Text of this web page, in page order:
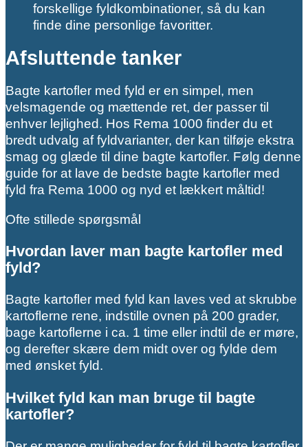
forskellige fyldkombinationer, så du kan
finde dine personlige favoritter.
Afsluttende tanker
Bagte kartofler med fyld er en simpel, men
velsmagende og mættende ret, der passer til
enhver lejlighed. Hos Rema 1000 finder du et
bredt udvalg af fyldvarianter, der kan tilføje ekstra
smag og glæde til dine bagte kartofler. Følg denne
guide for at lave de bedste bagte kartofler med
fyld fra Rema 1000 og nyd et lækkert måltid!
Ofte stillede spørgsmål
Hvordan laver man bagte kartofler med
fyld?
Bagte kartofler med fyld kan laves ved at skrubbe
kartoflerne rene, indstille ovnen på 200 grader,
bage kartoflerne i ca. 1 time eller indtil de er møre,
og derefter skære dem midt over og fylde dem
med ønsket fyld.
Hvilket fyld kan man bruge til bagte
kartofler?